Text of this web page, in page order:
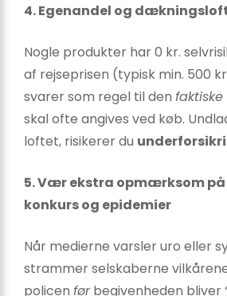
4. Egenandel og
Nogle produkter har 0 kr.
af rejseprisen (typisk min. 500
svarer som regel til den faktiske
skal ofte angives ved køb.
loftet, risikerer du
5. Vær ekstra opmærksom
konkurs og epidemier
Når medierne varsler uro eller
strammer selskaberne
policen førbegivenheden bliver